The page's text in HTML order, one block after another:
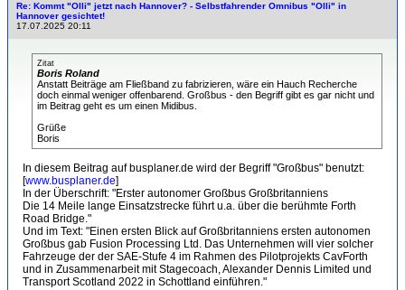
Re: Kommt "Olli" jetzt nach Hannover? - Selbstfahrender Omnibus "Olli" in
Hannover gesichtet!
17.07.2025 20:11
Zitat
Boris Roland
Anstatt Beiträge am Fließband zu fabrizieren, wäre ein Hauch Recherche
doch einmal weniger offenbarend. Großbus - den Begriff gibt es gar nicht und
im Beitrag geht es um einen Midibus.
Grüße
Boris
In diesem Beitrag auf busplaner.de wird der Begriff "Großbus" benutzt:
[www.busplaner.de]
In der Überschrift: "Erster autonomer Großbus Großbritanniens
Die 14 Meile lange Einsatzstrecke führt u.a. über die berühmte Forth
Road Bridge."
Und im Text: "Einen ersten Blick auf Großbritanniens ersten autonomen
Großbus gab Fusion Processing Ltd. Das Unternehmen will vier solcher
Fahrzeuge der der SAE-Stufe 4 im Rahmen des Pilotprojekts CavForth
und in Zusammenarbeit mit Stagecoach, Alexander Dennis Limited und
Transport Scotland 2022 in Schottland einführen."